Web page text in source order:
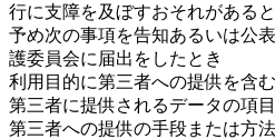
行に支障を及ぼすおそれがある
予め次の事項を告知あるいは公
護委員会に届出をしたとき
利用目的に第三者への提供を含
第三者に提供されるデータの項目
第三者への提供の手段または方法